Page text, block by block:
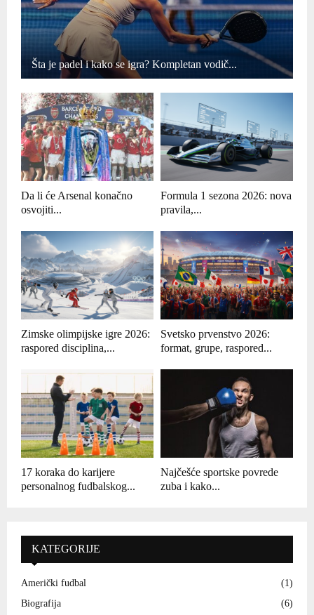
Šta je padel i kako se igra? Kompletan vodič...
Da li će Arsenal konačno
osvojiti...
Formula 1 sezona 2026: nova
pravila,...
Zimske olimpijske igre 2026:
raspored disciplina,...
Svetsko prvenstvo 2026:
format, grupe, raspored...
17 koraka do karijere
personalnog fudbalskog...
Najčešće sportske povrede
zuba i kako...
KATEGORIJE
Američki fudbal
(1)
Biografija
(6)